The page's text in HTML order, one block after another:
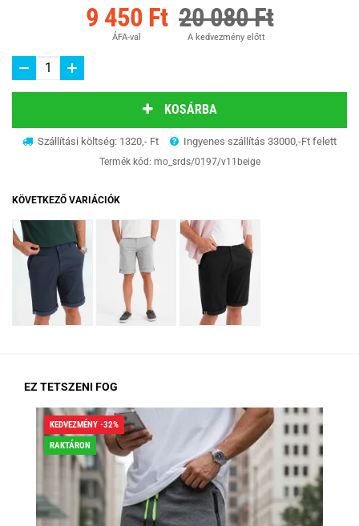
9 450 Ft
ÁFA-val
20 080 Ft
A kedvezmény előtt
KOSÁRBA
Szállítási költség: 1320,- Ft Ingyenes szállítás 33000,-Ft felett
Termék kód: mo_srds/0197/v11beige
KÖVETKEZŐ VARIÁCIÓK
EZ TETSZENI FOG
KEDVEZMÉNY -32%
RAKTÁRON